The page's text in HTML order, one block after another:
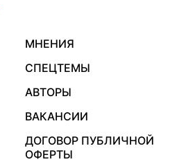
МНЕНИЯ
СПЕЦТЕМЫ
АВТОРЫ
ВАКАНСИИ
ДОГОВОР ПУБЛИЧНОЙ
ОФЕРТЫ